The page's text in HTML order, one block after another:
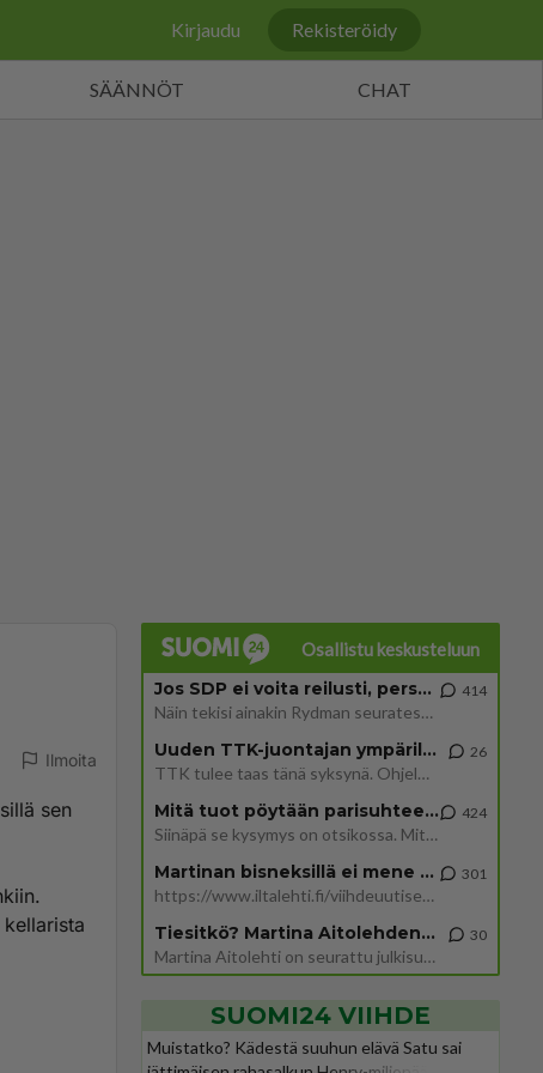
Kirjaudu Rekisteröidy
SÄÄNNÖT CHAT
Ilmoita
sen
Osallistu keskusteluun
Jos SDP ei voita reilusti, persut kumoavat demokratian Suomesta
Näin tekisi ainakin Rydman seuratessaan idolinsa Trumpin mallia https://www.is.fi/politiikka/art-2000012187244.html
414
Uuden TTK-juontajan ympärillä epätietoisuus sakenee - Nyt MTV hämmentää soppaa
TTK tulee taas tänä syksynä. Ohjelman uudet tähtioppilaat julkistetaan torstaina 6. elokuuta klo 14 alkavassa lehdistö
26
Mitä tuot pöytään parisuhteessa?
Siinäpä se kysymys on otsikossa. Mitäpä siis tuot/toisit pöytään parisuhteessa? Oletko mies vai nainen? Koetko sen mitä
424
Martinan bisneksillä ei mene hyvin
https://www.iltalehti.fi/viihdeuutiset/a/c46da6ab-340f-4790-aaa7-0865eed2336 Yrityksen konkurssihakemus on tullut kärä
301
Tiesitkö? Martina Aitolehden isäpuoli on tämä suosittu laulaja
Martina Aitolehti on seurattu julkisuuden henkilö. Lähipiiriin mahtuu muitakin tunnettuja henkilöitä. Tiesitkö, että Ma
30
SUOMI24 VIIHDE
Muistatko? Kädestä suuhun elävä Satu sai